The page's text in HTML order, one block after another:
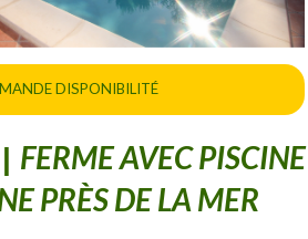
DISPONIBILITÉ
| FERME AVEC PISCINE
PRÈS DE LA MER